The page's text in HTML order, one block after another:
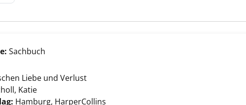
Harry anzeigen
Sachbuch
Liebe und Verlust
Katie
Hamburg, HarperCollins